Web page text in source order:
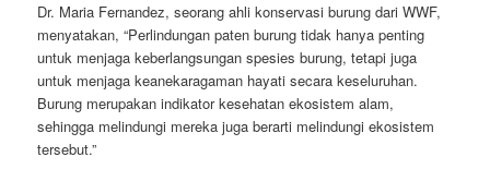
Dr. Maria Fernandez, seorang ahli konservasi burung dari WWF,
menyatakan, “Perlindungan paten burung tidak hanya penting
untuk menjaga keberlangsungan spesies burung, tetapi juga
untuk menjaga keanekaragaman hayati secara keseluruhan.
Burung merupakan indikator kesehatan ekosistem alam,
sehingga melindungi mereka juga berarti melindungi ekosistem
tersebut.”